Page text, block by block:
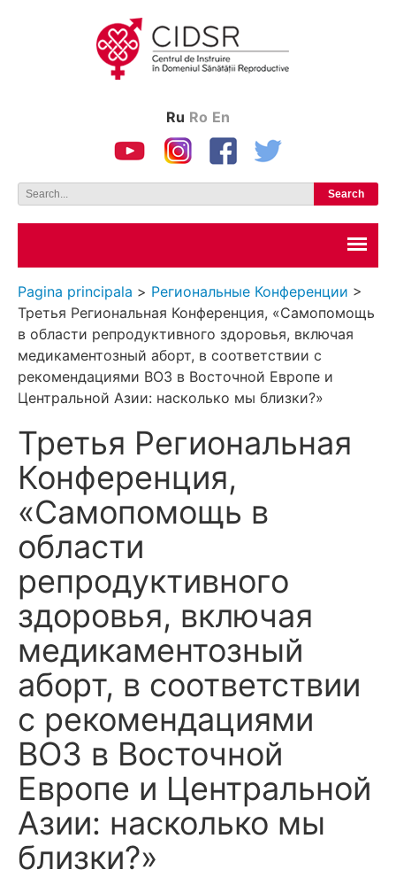
Ru Ro En
Pagina principala > Региональные Конференции >
Третья Региональная Конференция, «Самопомощь
в области репродуктивного здоровья, включая
медикаментозный аборт, в соответствии с
рекомендациями ВОЗ в Восточной Европе и
Центральной Азии: насколько мы близки?»
Третья Региональная
Конференция,
«Самопомощь в
области
репродуктивного
здоровья, включая
медикаментозный
аборт, в соответствии
с рекомендациями
ВОЗ в Восточной
Европе и Центральной
Азии: насколько мы
близки?»